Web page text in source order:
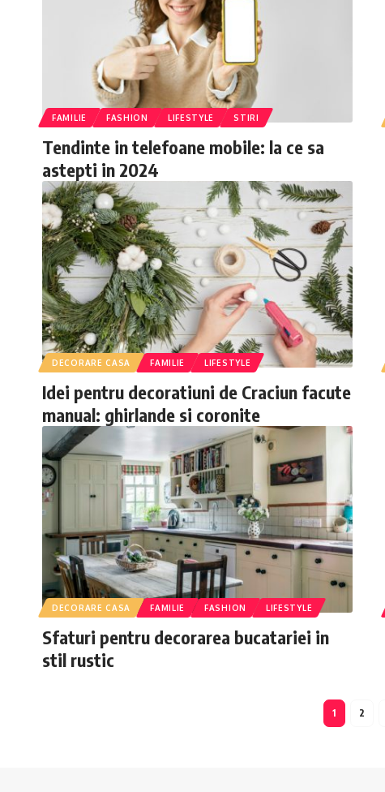
FAMILIE FASHION LIFESTYLE STIRI
Tendinte in telefoane mobile: la ce sa
astepti in 2024
DECORARE CASA FAMILIE LIFESTYLE
Idei pentru decoratiuni de Craciun facute
manual: ghirlande si coronite
DECORARE CASA FAMILIE FASHION LIFESTYLE
Sfaturi pentru decorarea bucatariei in
stil rustic
1 2